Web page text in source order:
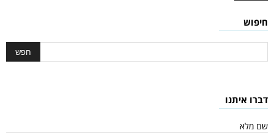
חיפוש
דברו איתנו
שם מלא